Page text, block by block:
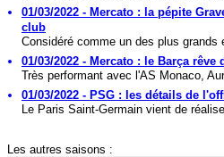
01/03/2022 - Mercato : la pépite
club
Considéré comme un des plus
01/03/2022 - Mercato : le Barça rêve
Très performant avec l'AS Monaco,
01/03/2022 - PSG : les détails de
Le Paris Saint-Germain vient de
Les autres saisons :